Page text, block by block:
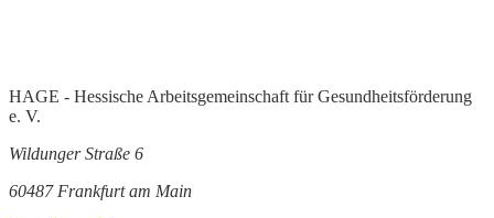
HAGE - Hessische Arbeitsgemeinschaft für Gesundheitsförderung
e. V.
Wildunger Straße 6
60487 Frankfurt am Main